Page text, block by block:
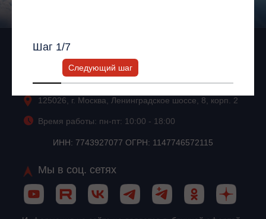
+7 (495) 256-13-76
info@impuls.energy
125026, г. Москва, Ленинградское шоссе, 8, корп. 2
Время работы: пн-пт: 10:00 - 18:00
ИНН: 7743927077 ОГРН: 1147746572115
Мы в соц. сетях
Шаг 1/7
Следующий шаг